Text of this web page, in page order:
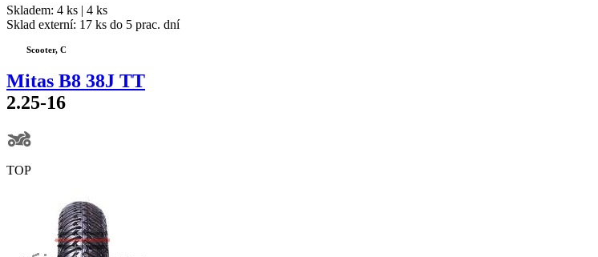
Skladem: 4 ks | 4 ks
Sklad externí: 17 ks do 5 prac. dní
Scooter, C
Mitas B8 38J TT
2.25-16
TOP